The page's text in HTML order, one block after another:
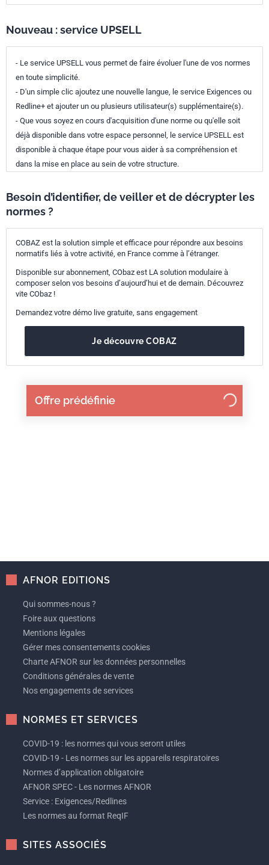
Offre prédéfinie
Nouveau : service UPSELL
- Le service UPSELL vous permet de faire évoluer l'une de vos normes
en toute simplicité.
- D'un simple clic ajoutez une nouvelle langue, le service Exigences ou
Redline+ et ajouter un ou plusieurs utilisateur(s) supplémentaire(s).
- Que vous soyez en cours d'acquisition d'une norme ou qu'elle soit
déjà disponible dans votre espace personnel, le service UPSELL est
disponible à chaque étape pour vous aider à sa compréhension et
dans la mise en place au sein de votre structure.
Besoin d’identifier, de veiller et de décrypter les
normes ?
COBAZ est la solution simple et efficace pour répondre aux besoins
normatifs liés à votre activité, en France comme à l’étranger.
Disponible sur abonnement, CObaz est LA solution modulaire à
composer selon vos besoins d’aujourd’hui et de demain. Découvrez
vite CObaz !
Demandez votre démo live gratuite, sans engagement
Je découvre COBAZ
AFNOR EDITIONS
Qui sommes-nous ?
Foire aux questions
Mentions légales
Gérer mes consentements cookies
Charte AFNOR sur les données personnelles
Conditions générales de vente
Nos engagements de services
NORMES ET SERVICES
COVID-19 : les normes qui vous seront utiles
COVID-19 - Les normes sur les appareils respiratoires
Normes d’application obligatoire
AFNOR SPEC - Les normes AFNOR
Service : Exigences/Redlines
Les normes au format ReqIF
SITES ASSOCIÉS